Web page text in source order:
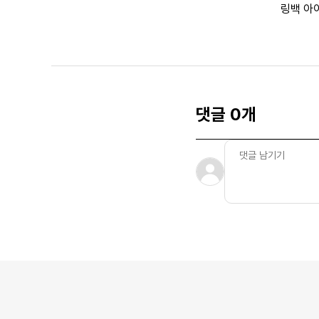
링백 아
댓글 0개